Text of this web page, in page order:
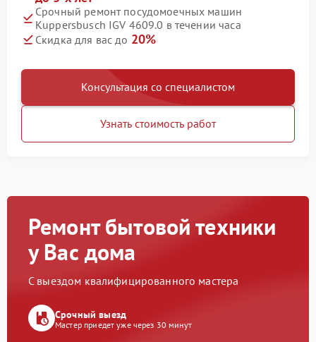
Срочный ремонт посудомоечных машин
Kuppersbusch IGV 4609.0 в течении часа
Скидка для вас до 20%
Консультация со специалистом
Узнать стоимость работ
Ремонт бытовой техники
у Вас дома
С выездом квалифицированного мастера
Срочный выезд
Мастер приедет уже через 30 минут